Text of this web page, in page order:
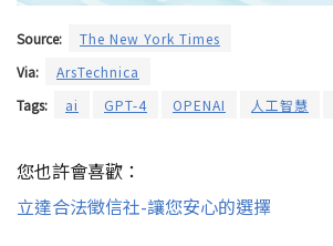
Source:
The New York Times
Via:
ArsTechnica
Tags:
ai GPT-4 OPENAI 人工智慧
您也許會喜歡：
立達合法徵信社-讓您安心的選擇